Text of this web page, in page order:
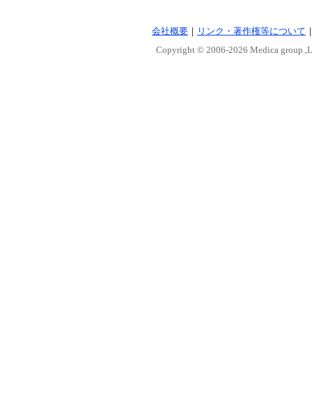
会社概要 ｜ リンク・著作権等について
Copyright © 2006-2026 Medica